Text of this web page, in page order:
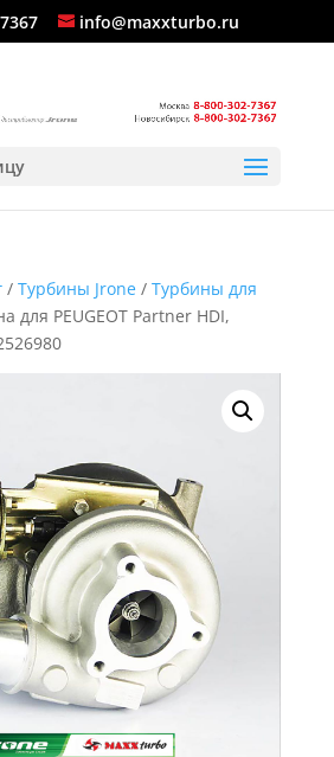
info@maxxturbo.ru
/ Турбины Jrone/ Турбины для
для PEUGEOT Partner HDI,